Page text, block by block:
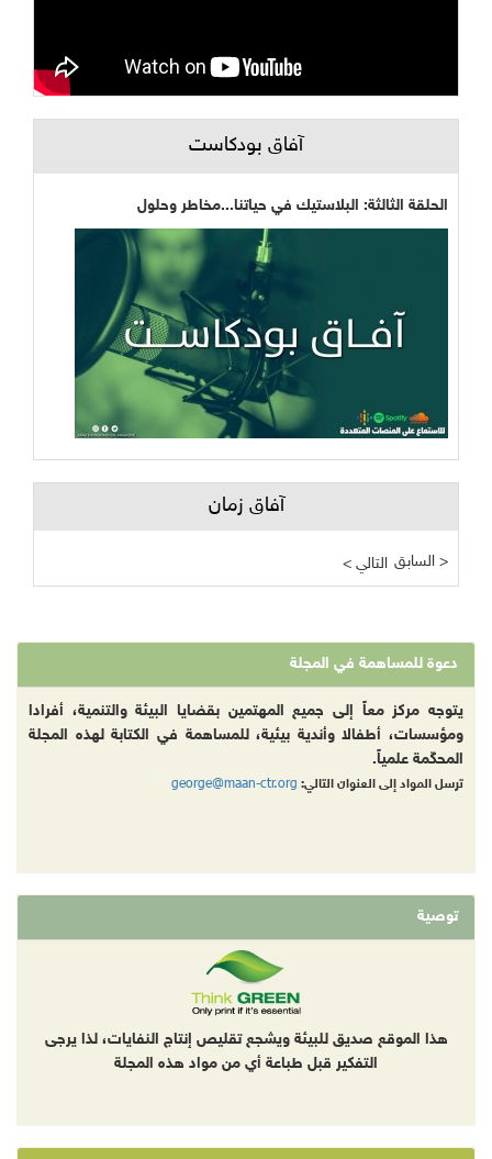
آفاق بودكاست
الحلقة الثالثة: البلاستيك في حياتنا...مخاطر وحلول
آفاق زمان
< التالي السابق >
دعوة للمساهمة في المجلة
يتوجه مركز معاً إلى جميع المهتمين بقضايا البيئة والتنمية، أفرادا
ومؤسسات، أطفالا وأندية بيئية، للمساهمة في الكتابة لهذه المجلة
المحكّمة علمياً.
ترسل المواد إلى العنوان التالي: george@maan-ctr.org
توصية
هذا الموقع صديق للبيئة ويشجع تقليص إنتاج النفايات، لذا يرجى
التفكير قبل طباعة أي من مواد هذه المجلة